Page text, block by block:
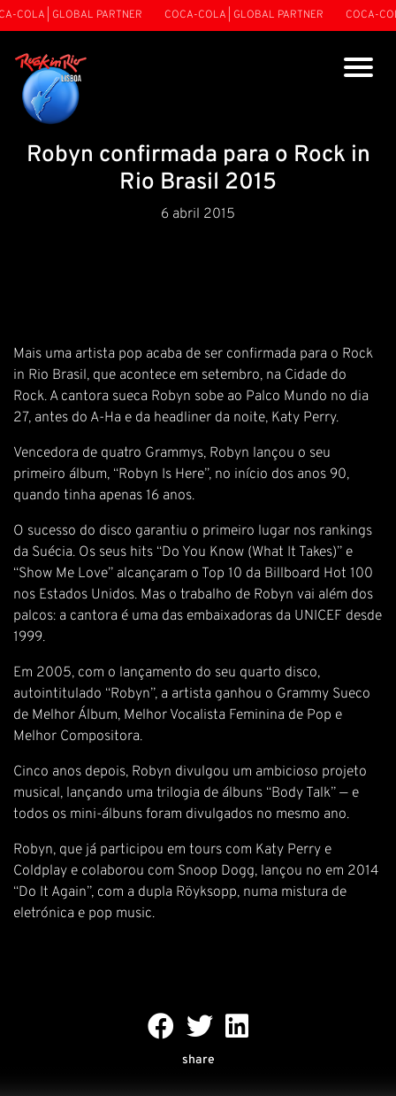
COLA | GLOBAL PARTNER COCA-COLA | GLOBAL PARTNER COCA-
Robyn confirmada para o Rock in
Rio Brasil 2015
6 abril 2015
Mais uma artista pop acaba de ser confirmada para o Rock
in Rio Brasil, que acontece em setembro, na Cidade do
Rock. A cantora sueca Robyn sobe ao Palco Mundo no dia
27, antes do A-Ha e da headliner da noite, Katy Perry.
Vencedora de quatro Grammys, Robyn lançou o seu
primeiro álbum, “Robyn Is Here”, no início dos anos 90,
quando tinha apenas 16 anos.
O sucesso do disco garantiu o primeiro lugar nos rankings
da Suécia. Os seus hits “Do You Know (What It Takes)” e
“Show Me Love” alcançaram o Top 10 da Billboard Hot 100
nos Estados Unidos. Mas o trabalho de Robyn vai além dos
palcos: a cantora é uma das embaixadoras da UNICEF desde
1999.
Em 2005, com o lançamento do seu quarto disco,
autointitulado “Robyn”, a artista ganhou o Grammy Sueco
de Melhor Álbum, Melhor Vocalista Feminina de Pop e
Melhor Compositora.
Cinco anos depois, Robyn divulgou um ambicioso projeto
musical, lançando uma trilogia de álbuns “Body Talk” — e
todos os mini-álbuns foram divulgados no mesmo ano.
Robyn, que já participou em tours com Katy Perry e
Coldplay e colaborou com Snoop Dogg, lançou no em 2014
“Do It Again”, com a dupla Röyksopp, numa mistura de
eletrónica e pop music.
share